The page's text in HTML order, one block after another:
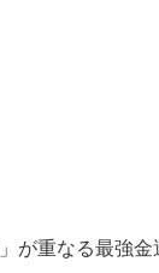
が重なる最強金